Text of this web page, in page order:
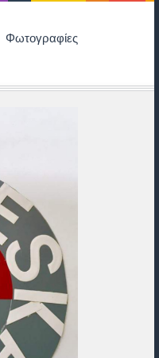
Φωτογραφίες